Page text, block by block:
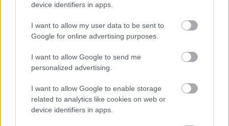
device identifiers in apps.
I want to allow my user data to be sent to
Google for online advertising purposes.
I want to allow Google to send me
personalized advertising.
I want to allow Google to enable storage
related to analytics like cookies on web or
device identifiers in apps.
ENERGIATAKARÉKOSSÁG: KORÁBBAN KEZDŐDIK
A GYŐRI AUDI ETO KC PÉNTEKI FELKÉSZÜLÉSI
Az energiaellátás tehermentesítése érdekében másfél órával
kezdését.